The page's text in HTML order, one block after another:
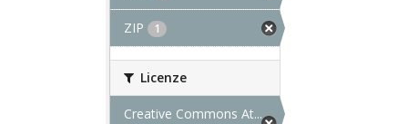
ZIP 1
Licenze
Creative Commons At...